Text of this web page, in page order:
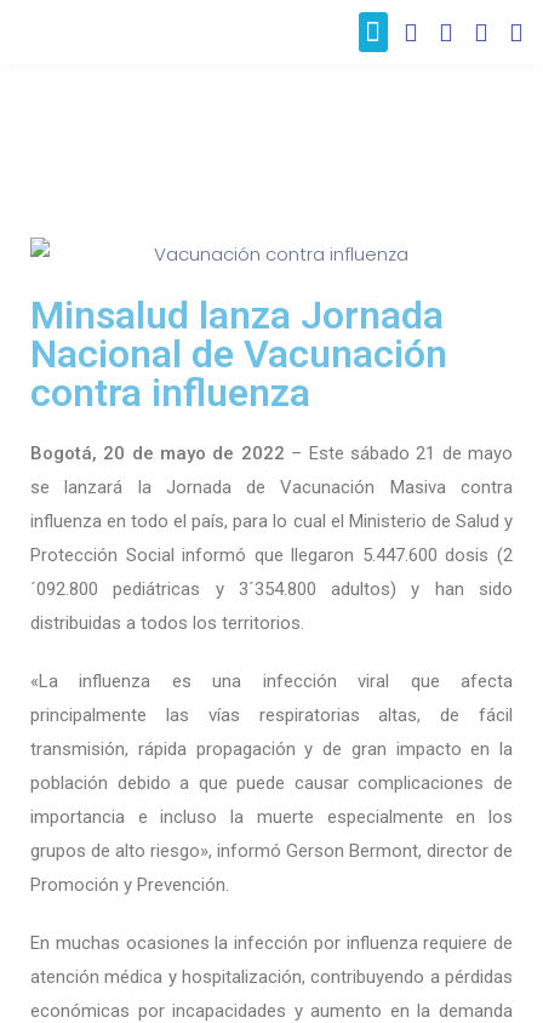
Minsalud lanza Jornada
Nacional de Vacunación
contra influenza
Bogotá, 20 de mayo de 2022 – Este sábado 21 de mayo
se lanzará la Jornada de Vacunación Masiva contra
influenza en todo el país, para lo cual el Ministerio de Salud y
Protección Social informó que llegaron 5.447.600 dosis (2
´092.800 pediátricas y 3´354.800 adultos) y han sido
distribuidas a todos los territorios.
«La influenza es una infección viral que afecta
principalmente las vías respiratorias altas, de fácil
transmisión, rápida propagación y de gran impacto en la
población debido a que puede causar complicaciones de
importancia e incluso la muerte especialmente en los
grupos de alto riesgo», informó Gerson Bermont, director de
Promoción y Prevención.
En muchas ocasiones la infección por influenza requiere de
atención médica y hospitalización, contribuyendo a pérdidas
económicas por incapacidades y aumento en la demanda